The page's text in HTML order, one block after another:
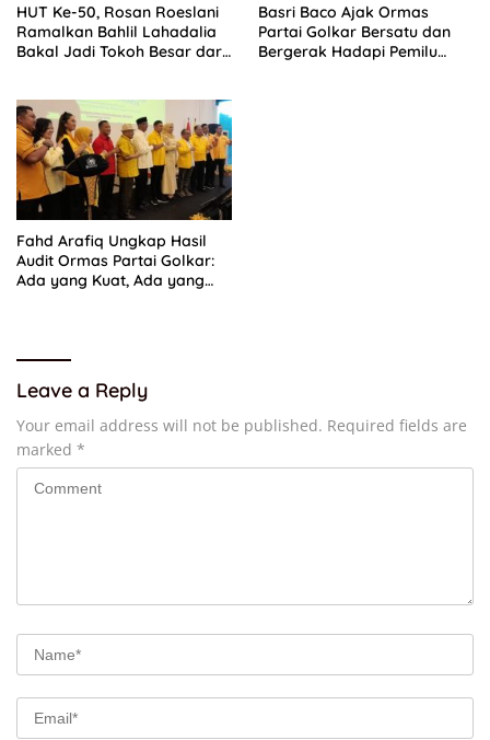
HUT Ke-50, Rosan Roeslani
Ramalkan Bahlil Lahadalia
Bakal Jadi Tokoh Besar dari
Basri Baco Ajak Ormas
Partai Golkar Bersatu dan
Bergerak Hadapi Pemilu
Fahd Arafiq Ungkap Hasil
Audit Ormas Partai Golkar:
Ada yang Kuat, Ada yang
Leave a Reply
Your email address will not be published. Required fields are
marked *